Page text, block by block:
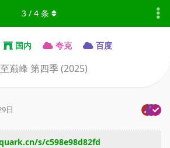
国内 夸克 百度
巅峰 第四季 (2025)
3 / 4 条
日
s/c598e98d82fd